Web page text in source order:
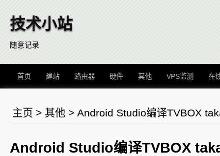
技术小站
随意记录
首页 建站 路由器 硬件 其他 VPS监测 在
主页 > 其他 > Android Studio编译TVBOX
Android Studio编译TVBOX